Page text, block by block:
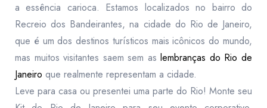
a essência carioca. Estamos localizados no bairro do
Recreio dos Bandeirantes, na cidade do Rio de Janeiro,
que é um dos destinos turísticos mais icônicos do mundo,
mas muitos visitantes saem sem aslembranças do Rio de
Janeiro que realmente representam a cidade.
Leve para casa ou presentei uma parte do Rio! Monte seu